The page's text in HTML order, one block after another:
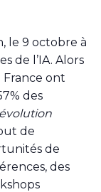
le 9 octobre à
de l’IA. Alors
France ont
des
de
de
des